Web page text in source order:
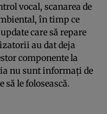
vocal, scanarea de
în timp ce
care să repare
au dat deja
componente la
nu sunt informaţi de
le folosească.